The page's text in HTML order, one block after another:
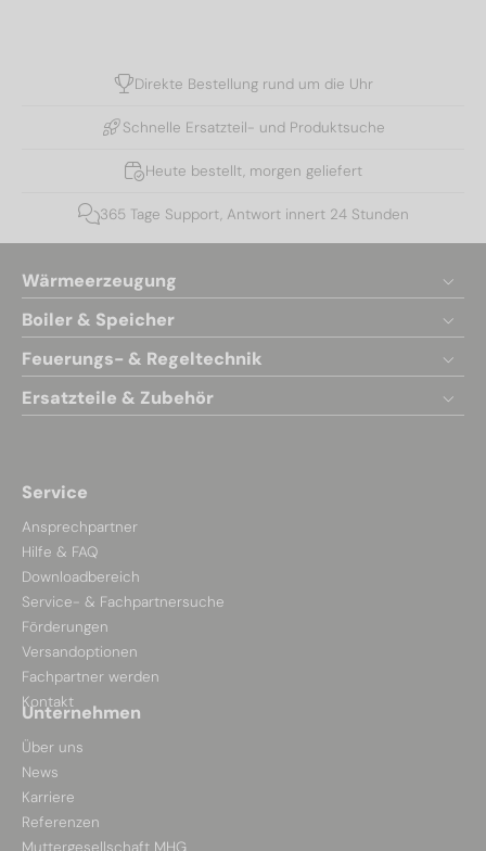
Direkte Bestellung rund um die Uhr
Schnelle Ersatzteil- und Produktsuche
Heute bestellt, morgen geliefert
365 Tage Support, Antwort innert 24 Stunden
Wärmeerzeugung
Boiler & Speicher
Feuerungs- & Regeltechnik
Ersatzteile & Zubehör
Service
Ansprechpartner
Hilfe & FAQ
Downloadbereich
Service- & Fachpartnersuche
Förderungen
Versandoptionen
Fachpartner werden
Kontakt
Unternehmen
Über uns
News
Karriere
Referenzen